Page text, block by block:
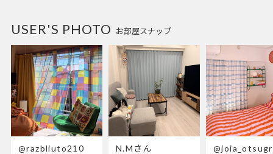
お部屋スナップ
USER'S PHOTO
@razbliuto210
N.Mさん